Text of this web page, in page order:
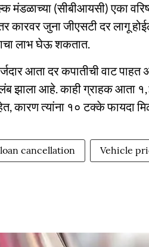
मंडळाच्या (सीबीआयसी) एका
कारवर जुना जीएसटी दर लागू
लाभ घेऊ शकतात.
आता दर कपातीची वाट
झाला आहे. काही ग्राहक आता
कारण त्यांना १० टक्के फायदा
cancellation Vehicle